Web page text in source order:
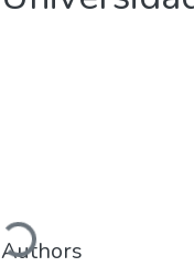
Cargando...
Authors